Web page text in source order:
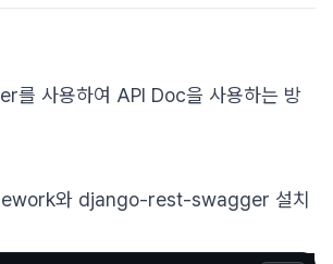
를 사용하여 API Doc을 사용하는 방
와 django-rest-swagger 설치